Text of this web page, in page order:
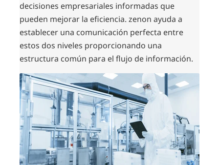
decisiones empresariales informadas que
pueden mejorar la eficiencia. zenon ayuda a
establecer una comunicación perfecta entre
estos dos niveles proporcionando una
estructura común para el flujo de información.